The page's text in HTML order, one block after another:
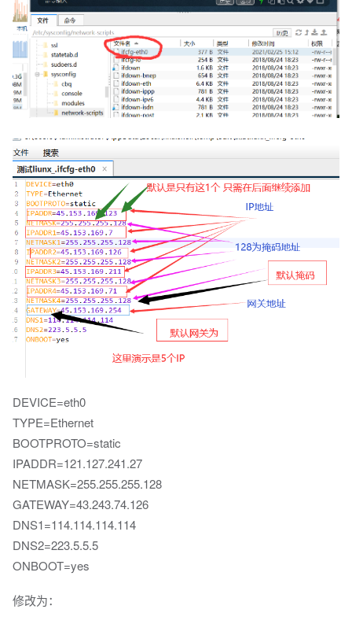
DEVICE=eth0
TYPE=Ethernet
BOOTPROTO=static
IPADDR=121.127.241.27
NETMASK=255.255.255.128
GATEWAY=43.243.74.126
DNS1=114.114.114.114
DNS2=223.5.5.5
ONBOOT=yes
修改为：